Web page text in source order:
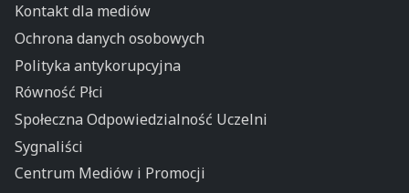
Kontakt dla mediów
Ochrona danych osobowych
Polityka antykorupcyjna
Równość Płci
Społeczna Odpowiedzialność Uczelni
Sygnaliści
Centrum Mediów i Promocji